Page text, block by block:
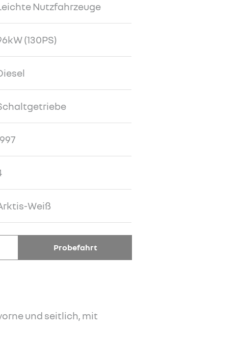
Nutzfahrzeuge
(130PS)
Weiß
Probefahrt
und seitlich, mit